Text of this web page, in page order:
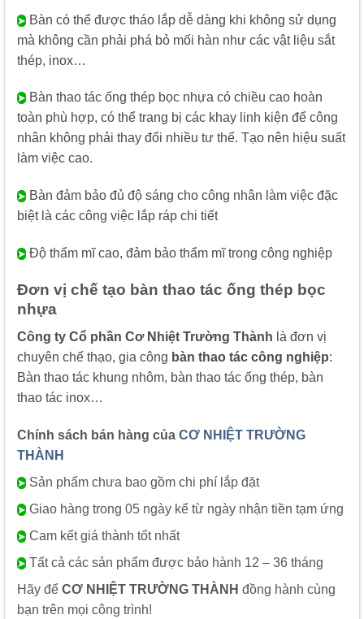
➤ Bàn có thể được tháo lắp dễ dàng khi không sử dụng
mà không cần phải phá bỏ mối hàn như các vật liệu sắt
thép, inox…
➤ Bàn thao tác ống thép bọc nhựa có chiều cao hoàn
toàn phù hợp, có thể trang bị các khay linh kiện để công
nhân không phải thay đổi nhiều tư thế. Tạo nên hiệu suất
làm việc cao.
➤ Bàn đảm bảo đủ độ sáng cho công nhân làm việc đặc
biệt là các công việc lắp ráp chi tiết
➤ Độ thẩm mĩ cao, đảm bảo thẩm mĩ trong công nghiệp
Đơn vị chế tạo bàn thao tác ống thép bọc
nhựa
Công ty Cổ phần Cơ Nhiệt Trường Thành là đơn vị
chuyên chế thạo, gia công bàn thao tác công nghiệp:
Bàn thao tác khung nhôm, bàn thao tác ống thép, bàn
thao tác inox…
Chính sách bán hàng của CƠ NHIỆT TRƯỜNG
THÀNH
➤ Sản phẩm chưa bao gồm chi phí lắp đặt
➤ Giao hàng trong 05 ngày kể từ ngày nhận tiền tạm ứng
➤ Cam kết giá thành tốt nhất
➤ Tất cả các sản phẩm được bảo hành 12 – 36 tháng
Hãy để CƠ NHIỆT TRƯỜNG THÀNH đồng hành cùng
bạn trên mọi công trình!